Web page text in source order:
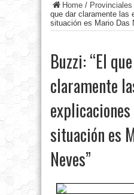
Home / Provinciales
que dar claramente las
situación es Mario Das
Buzzi: “El
claramente
situación es
Neves”